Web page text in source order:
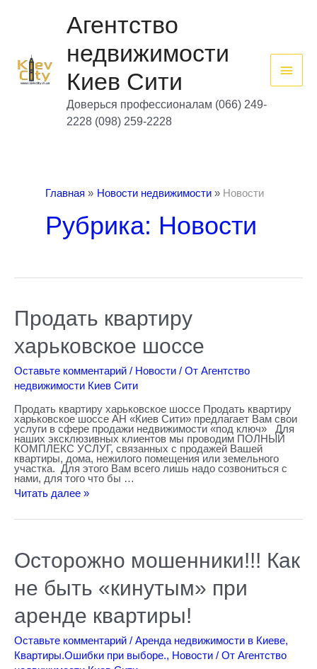
Агентство
недвижимости
Киев Сити
Доверься профессионалам (066) 249-
2228 (098) 259-2228
Главная Новости недвижимости Новости
Рубрика: Новости
Продать квартиру
харьковское шоссе
Оставьте комментарий / Новости / От Агентство
недвижимости Киев Сити
Продать квартиру харьковское шоссе Продать квартиру
харьковское шоссе АН «Киев Сити» предлагает Вам свои
услуги в сфере продажи недвижимости «под ключ» Для
наших эксклюзивных клиентов мы проводим ПОЛНЫЙ
КОМПЛЕКС УСЛУГ, связанных с продажей Вашей
квартиры, дома, нежилого помещения или земельного
участка. Для этого Вам всего лишь надо созвониться с
нами, для того что бы …
квартиру
харьковское
Читать далее »
Осторожно мошенники!!! Как
не быть «кинутым» при
аренде квартиры!
Оставьте комментарий / Аренда недвижимости в Киеве,
Квартиры.Ошибки при выборе., Новости / От Агентство
мошенники!!!
Как
быть
«кинутым»
при
аренде
квартиры!